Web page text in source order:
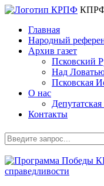
КПРФ
Главная
Народный
Архив газет
Псковский
Над
Псковская
О нас
Контакты